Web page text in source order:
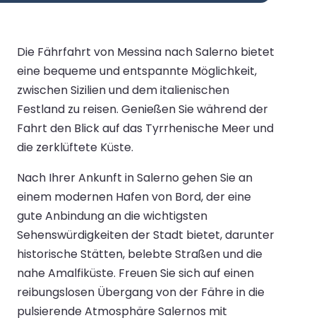
Die Fährfahrt von Messina nach Salerno bietet
eine bequeme und entspannte Möglichkeit,
zwischen Sizilien und dem italienischen
Festland zu reisen. Genießen Sie während der
Fahrt den Blick auf das Tyrrhenische Meer und
die zerklüftete Küste.
Nach Ihrer Ankunft in Salerno gehen Sie an
einem modernen Hafen von Bord, der eine
gute Anbindung an die wichtigsten
Sehenswürdigkeiten der Stadt bietet, darunter
historische Stätten, belebte Straßen und die
nahe Amalfiküste. Freuen Sie sich auf einen
reibungslosen Übergang von der Fähre in die
pulsierende Atmosphäre Salernos mit